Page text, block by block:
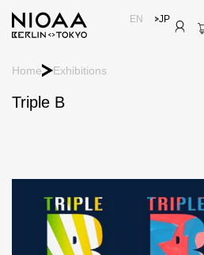
Home Exhibitions
Triple B
EN JP